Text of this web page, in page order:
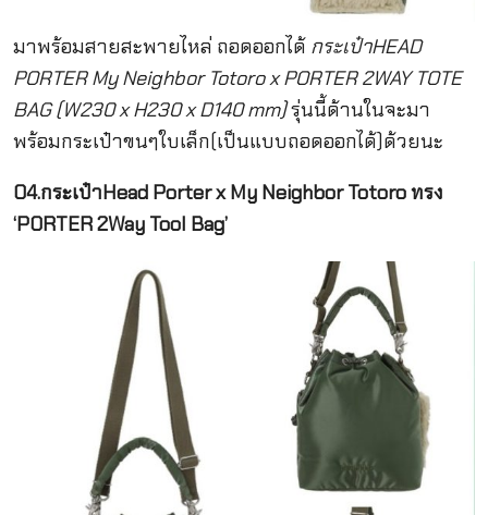
มาพร้อมสายสะพายไหล่ ถอดออกได้ กระเป๋าHEAD
PORTER My Neighbor Totoro x PORTER 2WAY TOTE
BAG (W230 x H230 x D140 mm)รุ่นนี้ด้านในจะมา
พร้อมกระเป๋าขนๆใบเล็ก(เป็นแบบถอดออกได้)ด้วยนะ
04.กระเป๋าHead Porter x My Neighbor Totoro ทรง
‘PORTER 2Way Tool Bag’